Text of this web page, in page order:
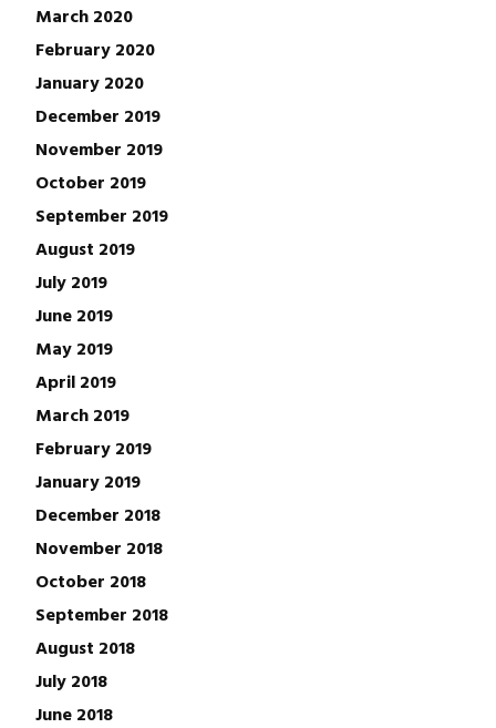
March 2020
February 2020
January 2020
December 2019
November 2019
October 2019
September 2019
August 2019
July 2019
June 2019
May 2019
April 2019
March 2019
February 2019
January 2019
December 2018
November 2018
October 2018
September 2018
August 2018
July 2018
June 2018